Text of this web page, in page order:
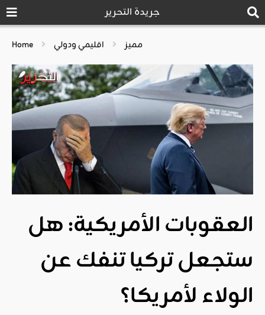
جريدة التحرير
Home مميز اقليمي ودولي
العقوبات الأمريكية: هل
ستجعل تركيا تنفك عن
الولاء لأمريكا؟